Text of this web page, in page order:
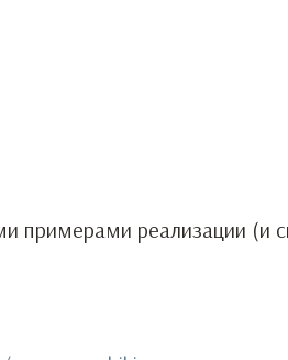
примерами реализации (и